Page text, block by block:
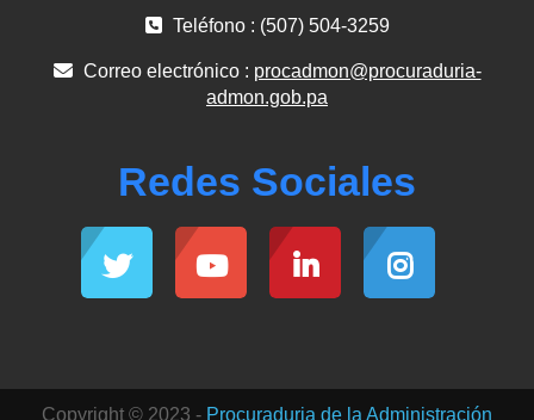
Teléfono : (507) 504-3259
Correo electrónico : procadmon@procuraduria-
admon.gob.pa
Redes Sociales
Copyright © 2023 - Procuraduria de la Administración